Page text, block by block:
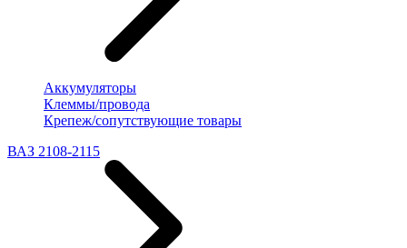
Аккумуляторы
Клеммы/провода
Крепеж/сопутствующие товары
ВАЗ 2108-2115